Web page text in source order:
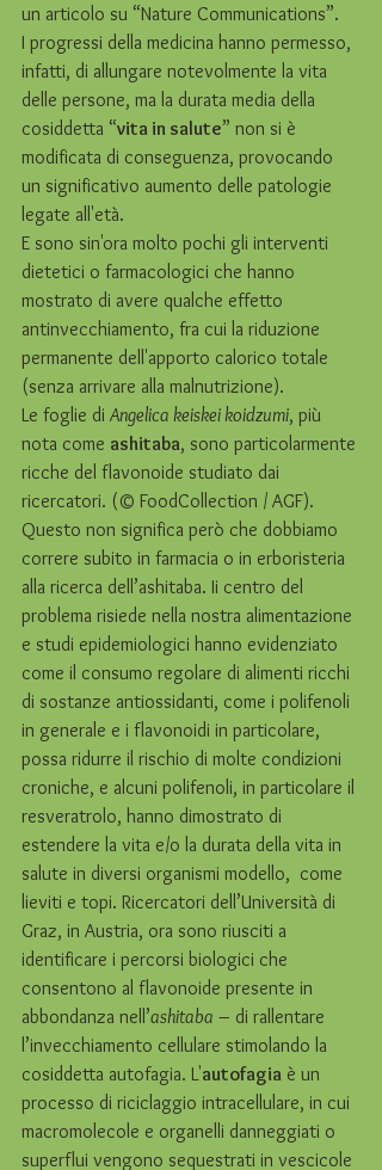
un articolo su “Nature Communications”.
I progressi della medicina hanno permesso,
infatti, di allungare notevolmente la vita
delle persone, ma la durata media della
cosiddetta “vita in salute” non si è
modificata di conseguenza, provocando
un significativo aumento delle patologie
legate all'età.
E sono sin'ora molto pochi gli interventi
dietetici o farmacologici che hanno
mostrato di avere qualche effetto
antinvecchiamento, fra cui la riduzione
permanente dell'apporto calorico totale
(senza arrivare alla malnutrizione).
Le foglie di Angelica keiskei koidzumi, più
nota come ashitaba, sono particolarmente
ricche del flavonoide studiato dai
ricercatori. (© FoodCollection / AGF).
Questo non significa però che dobbiamo
correre subito in farmacia o in erboristeria
alla ricerca dell’ashitaba. Ii centro del
problema risiede nella nostra alimentazione
e studi epidemiologici hanno evidenziato
come il consumo regolare di alimenti ricchi
di sostanze antiossidanti, come i polifenoli
in generale e i flavonoidi in particolare,
possa ridurre il rischio di molte condizioni
croniche, e alcuni polifenoli, in particolare il
resveratrolo, hanno dimostrato di
estendere la vita e/o la durata della vita in
salute in diversi organismi modello,  come
lieviti e topi. Ricercatori dell’Università di
Graz, in Austria, ora sono riusciti a
identificare i percorsi biologici che
consentono al flavonoide presente in
abbondanza nell’ashitaba – di rallentare
l’invecchiamento cellulare stimolando la
cosiddetta autofagia. L'autofagia è un
processo di riciclaggio intracellulare, in cui
macromolecole e organelli danneggiati o
superflui vengono sequestrati in vescicole